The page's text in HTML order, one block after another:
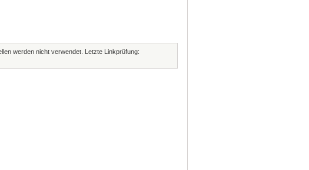
werden nicht verwendet. Letzte Linkprüfung: